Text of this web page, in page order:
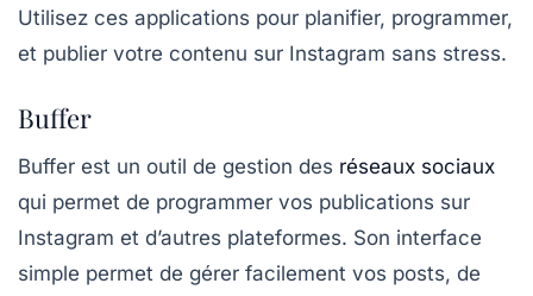
Utilisez ces applications pour planifier, programmer,
et publier votre contenu sur Instagram sans stress.
Buffer
Buffer est un outil de gestion des réseaux sociaux
qui permet de programmer vos publications sur
Instagram et d’autres plateformes. Son interface
simple permet de gérer facilement vos posts, de